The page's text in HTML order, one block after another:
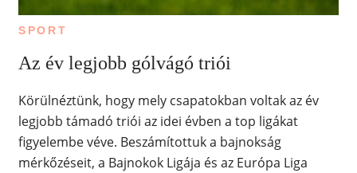
SPORT
Az év legjobb gólvágó triói
Körülnéztünk, hogy mely csapatokban voltak az év
legjobb támadó triói az idei évben a top ligákat
figyelembe véve. Beszámítottuk a bajnokság
mérkőzéseit, a Bajnokok Ligája és az Európa Liga